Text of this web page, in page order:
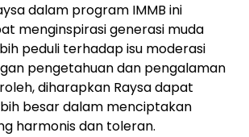
dalam program IMMB ini
menginspirasi generasi muda
peduli terhadap isu moderasi
pengetahuan dan pengalaman
diharapkan Raysa dapat
besar dalam menciptakan
harmonis dan toleran.